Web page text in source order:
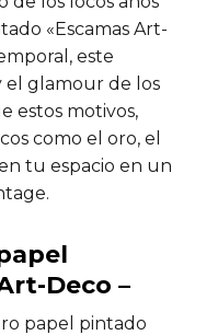
«Escamas Art-
este
el glamour de los
estos motivos,
como el oro, el
tu espacio en un
Deco –
papel pintado